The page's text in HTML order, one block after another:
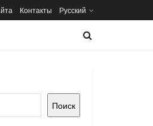
Контакты Русский
Поиск